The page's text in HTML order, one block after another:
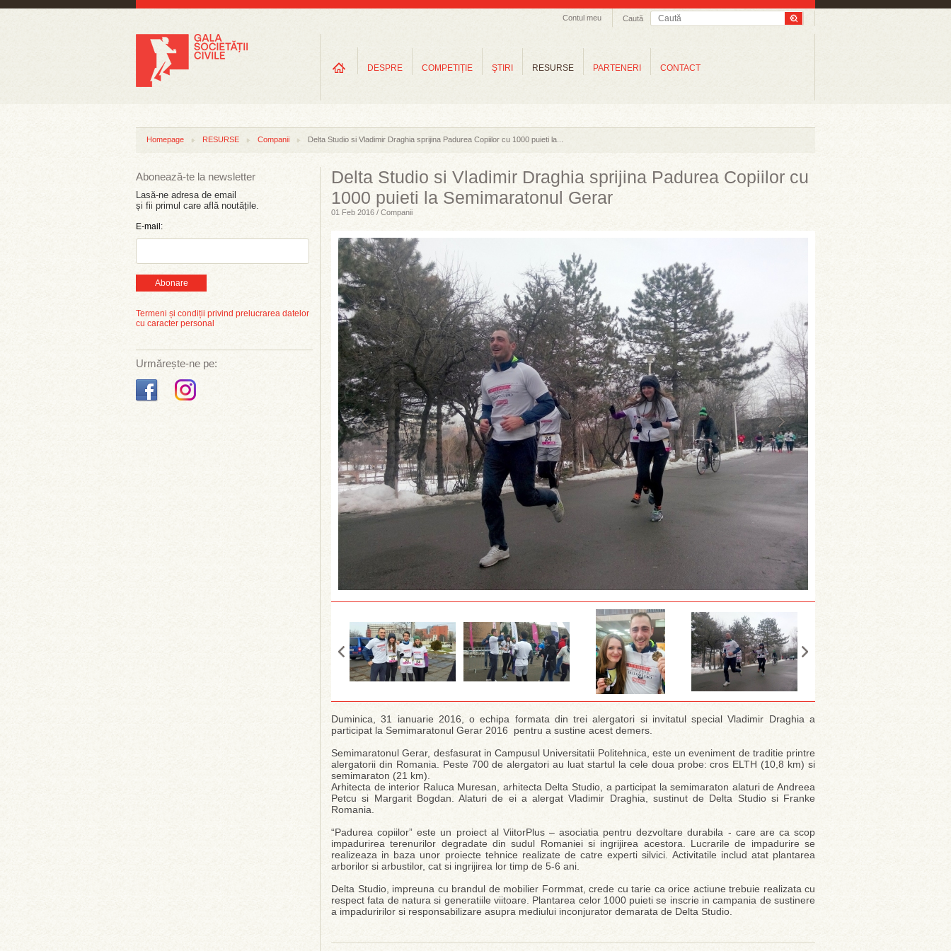
Caută
Contul meu
DESPRE COMPETIȚIE ŞTIRI RESURSE PARTENERI CONTACT
Homepage RESURSE Companii Delta Studio si Vladimir Draghia sprijina Padurea Copiilor cu 1000 puieti la...
Abonează-te la newsletter
Lasă-ne adresa de email
și fii primul care află noutățile.
E-mail:
Abonare
Termeni și condiții privind prelucrarea datelor
cu caracter personal
Urmărește-ne pe:
Delta Studio si Vladimir Draghia sprijina Padurea Copiilor cu
1000 puieti la Semimaratonul Gerar
01 Feb 2016 / Companii
Duminica, 31 ianuarie 2016, o echipa formata din trei alergatori si invitatul special Vladimir Draghia a
participat la Semimaratonul Gerar 2016 pentru a sustine acest demers.
Semimaratonul Gerar, desfasurat in Campusul Universitatii Politehnica, este un eveniment de traditie printre
alergatorii din Romania. Peste 700 de alergatori au luat startul la cele doua probe: cros ELTH (10,8 km) si
semimaraton (21 km).
Arhitecta de interior Raluca Muresan, arhitecta Delta Studio, a participat la semimaraton alaturi de Andreea
Petcu si Margarit Bogdan. Alaturi de ei a alergat Vladimir Draghia, sustinut de Delta Studio si Franke
Romania.
“Padurea copiilor” este un proiect al ViitorPlus – asociatia pentru dezvoltare durabila - care are ca scop
impadurirea terenurilor degradate din sudul Romaniei si ingrijirea acestora. Lucrarile de impadurire se
realizeaza in baza unor proiecte tehnice realizate de catre experti silvici. Activitatile includ atat plantarea
arborilor si arbustilor, cat si ingrijirea lor timp de 5-6 ani.
Delta Studio, impreuna cu brandul de mobilier Formmat, crede cu tarie ca orice actiune trebuie realizata cu
respect fata de natura si generatiile viitoare. Plantarea celor 1000 puieti se inscrie in campania de sustinere
a impaduririlor si responsabilizare asupra mediului inconjurator demarata de Delta Studio.